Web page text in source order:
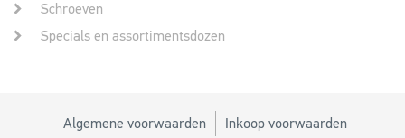
Schroeven
Specials en assortimentsdozen
Algemene voorwaarden Inkoop voorwaarden